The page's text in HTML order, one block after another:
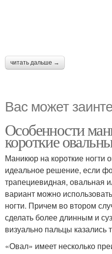
читать дальше →
Вас может
Особенности
короткие
Маникюр на короткие
идеальное решение, если
трапециевидная, овальная
вариант можно
ногти. Причем во втором
сделать более длинным и
визуально пальцы
«Овал» имеет несколько